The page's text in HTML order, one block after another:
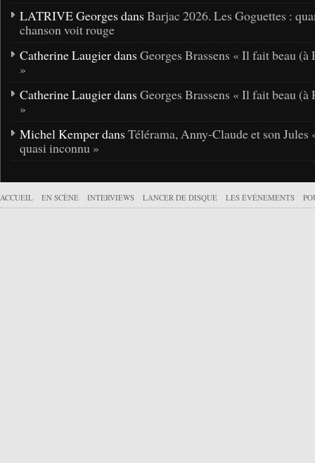
LATRIVE Georges dans Barjac 2026. Les Goguettes :
chanson voit rouge
Catherine Laugier dans Georges Brassens « Il fait beau (à
»
Catherine Laugier dans Georges Brassens « Il fait beau (à
»
Michel Kemper dans Télérama, Anny-Claude et son Jules
quasi inconnu »
ACCUEIL EN SCÈNE INTERVIEWS LANCER DE DISQUE LES ÉVÉNEMENTS